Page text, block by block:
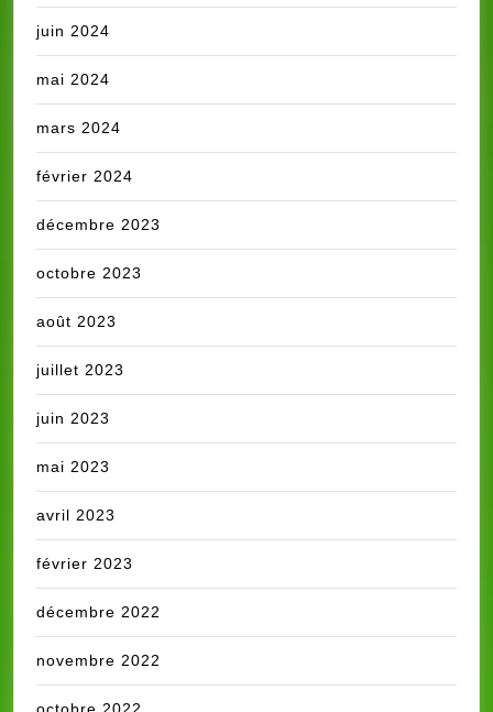
juin 2024
mai 2024
mars 2024
février 2024
décembre 2023
octobre 2023
août 2023
juillet 2023
juin 2023
mai 2023
avril 2023
février 2023
décembre 2022
novembre 2022